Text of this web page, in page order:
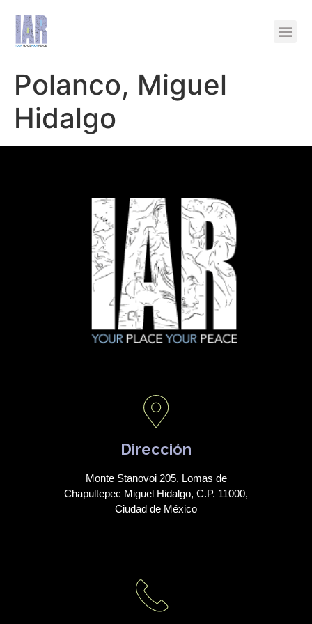
Polanco, Miguel
Hidalgo
Dirección
Monte Stanovoi 205, Lomas de
Chapultepec Miguel Hidalgo, C.P. 11000,
Ciudad de México